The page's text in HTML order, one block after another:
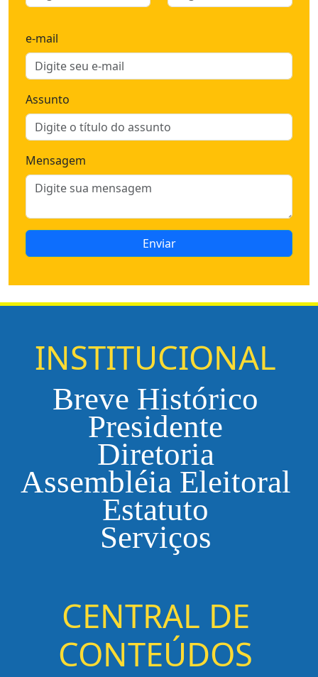
e-mail
Assunto
Mensagem
INSTITUCIONAL
Breve Histórico
Presidente
Diretoria
Assembléia Eleitoral
Estatuto
Serviços
CENTRAL DE
CONTEÚDOS